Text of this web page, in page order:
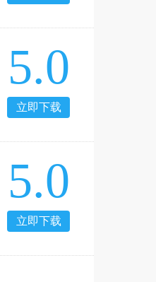
5.0
立即下载
5.0
立即下载